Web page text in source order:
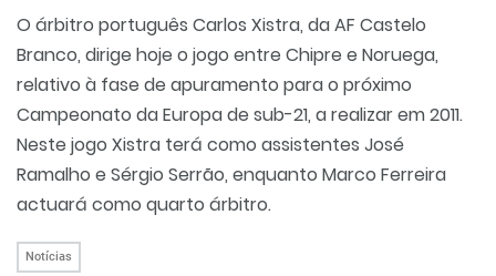
O árbitro português Carlos Xistra, da AF Castelo
Branco, dirige hoje o jogo entre Chipre e Noruega,
relativo à fase de apuramento para o próximo
Campeonato da Europa de sub-21, a realizar em 2011.
Neste jogo Xistra terá como assistentes José
Ramalho e Sérgio Serrão, enquanto Marco Ferreira
actuará como quarto árbitro.
Notícias